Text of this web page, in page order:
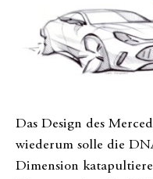
Das Design des
wiederum solle die
Dimension